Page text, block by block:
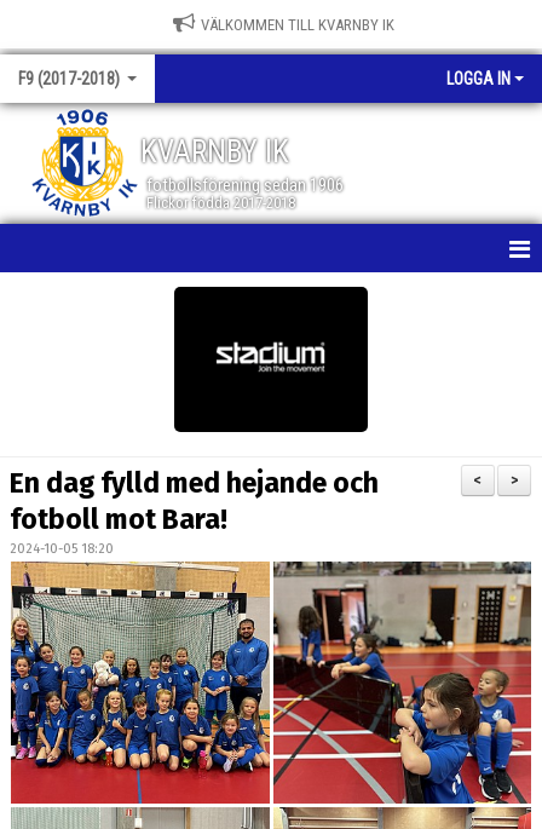
VÄLKOMMEN TILL KVARNBY IK
F9 (2017-2018) LOGGA IN
KVARNBY IK
fotbollsförening sedan 1906
Flickor födda 2017-2018
MATCHER
TRUPPEN
KONTAKT
>
<
En dag fylld med hejande och
fotboll mot Bara!
2024-10-05 18:20